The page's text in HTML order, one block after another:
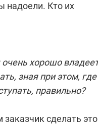
надоели. Кто их
хорошо
зная при этом, где
правильно?
сделать